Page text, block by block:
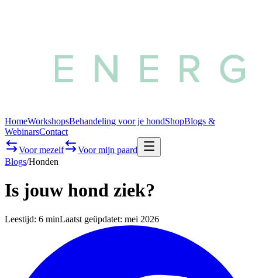
HomeWorkshopsBehandeling voor je hondShopBlogs &
WebinarsContact
Voor mezelf
Voor mijn paard
Blogs/Honden
Is jouw hond ziek?
Leestijd: 6 minLaatst geüpdatet: mei 2026